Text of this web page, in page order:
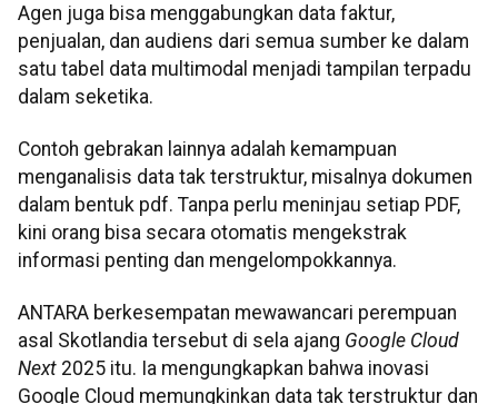
Agen juga bisa menggabungkan data faktur,
penjualan, dan audiens dari semua sumber ke dalam
satu tabel data multimodal menjadi tampilan terpadu
dalam seketika.
Contoh gebrakan lainnya adalah kemampuan
menganalisis data tak terstruktur, misalnya dokumen
dalam bentuk pdf. Tanpa perlu meninjau setiap PDF,
kini orang bisa secara otomatis mengekstrak
informasi penting dan mengelompokkannya.
ANTARA berkesempatan mewawancari perempuan
asal Skotlandia tersebut di sela ajang Google Cloud
Next 2025 itu. Ia mengungkapkan bahwa inovasi
Google Cloud memungkinkan data tak terstruktur dan